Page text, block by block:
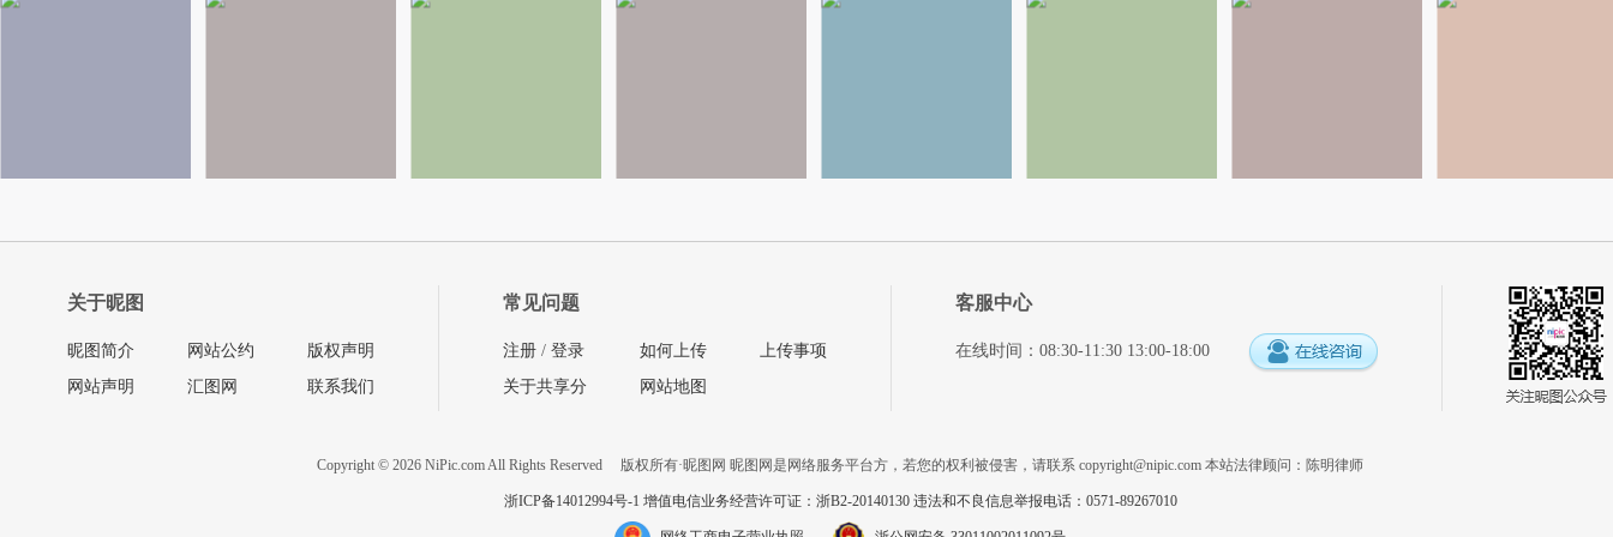
关于昵图
昵图简介
网站声明
网站公约
汇图网
版权声明
联系我们
常见问题
注册 / 登录
关于共享分
如何上传
网站地图
上传事项
客服中心
在线时间：08:30-11:30 13:00-18:00
Copyright © 2026 NiPic.com All Rights Reserved 版权所有·昵图网 昵图网是网络服务平台方，若您的权利被侵害，请联系 copyright@nipic.com 本站法律顾问：陈明律师
浙ICP备14012994号-1 增值电信业务经营许可证：浙B2-20140130 违法和不良信息举报电话：0571-89267010